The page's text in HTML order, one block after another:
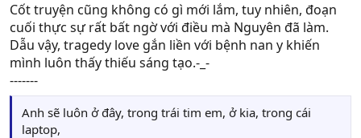
Cốt truyện cũng không có gì mới lắm, tuy nhiên, đoạn
cuối thực sự rất bất ngờ với điều mà Nguyên đã làm.
Dẫu vậy, tragedy love gắn liền với bệnh nan y khiến
mình luôn thấy thiếu sáng tạo.-_-
-------
Anh sẽ luôn ở đây, trong trái tim em, ở kia, trong cái
laptop,